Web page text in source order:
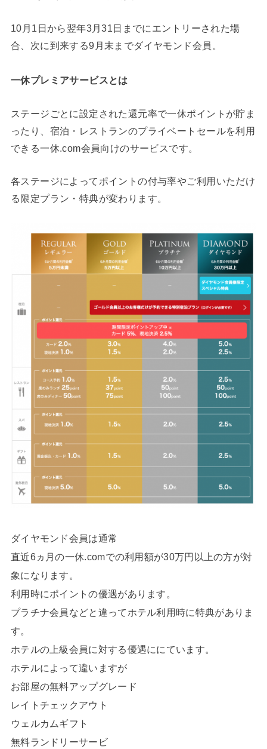
10月1日から翌年3月31日までにエントリーされた場
合、次に到来する9月末までダイヤモンド会員。
一休プレミアサービスとは
ステージごとに設定された還元率で一休ポイントが貯ま
ったり、宿泊・レストランのプライベートセールを利用
できる一休.com会員向けのサービスです。
各ステージによってポイントの付与率やご利用いただけ
る限定プラン・特典が変わります。
ダイヤモンド会員は通常
直近6ヵ月の一休.comでの利用額が30万円以上の方が対
象になります。
利用時にポイントの優遇があります。
プラチナ会員などと違ってホテル利用時に特典がありま
す。
ホテルの上級会員に対する優遇ににています。
ホテルによって違いますが
お部屋の無料アップグレード
レイトチェックアウト
ウェルカムギフト
無料ランドリーサービ